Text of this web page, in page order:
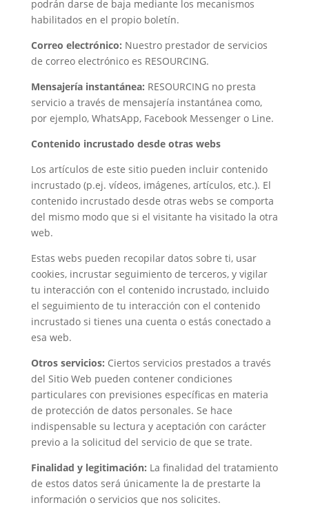
podrán darse de baja mediante los mecanismos
habilitados en el propio boletín.
Correo electrónico: Nuestro prestador de servicios
de correo electrónico es RESOURCING.
Mensajería instantánea: RESOURCING no presta
servicio a través de mensajería instantánea como,
por ejemplo, WhatsApp, Facebook Messenger o Line.
Contenido incrustado desde otras webs
Los artículos de este sitio pueden incluir contenido
incrustado (p.ej. vídeos, imágenes, artículos, etc.). El
contenido incrustado desde otras webs se comporta
del mismo modo que si el visitante ha visitado la otra
web.
Estas webs pueden recopilar datos sobre ti, usar
cookies, incrustar seguimiento de terceros, y vigilar
tu interacción con el contenido incrustado, incluido
el seguimiento de tu interacción con el contenido
incrustado si tienes una cuenta o estás conectado a
esa web.
Otros servicios: Ciertos servicios prestados a través
del Sitio Web pueden contener condiciones
particulares con previsiones específicas en materia
de protección de datos personales. Se hace
indispensable su lectura y aceptación con carácter
previo a la solicitud del servicio de que se trate.
Finalidad y legitimación: La finalidad del tratamiento
de estos datos será únicamente la de prestarte la
información o servicios que nos solicites.